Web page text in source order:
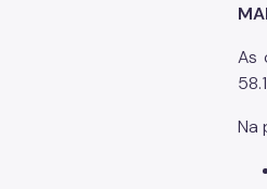
As
Na